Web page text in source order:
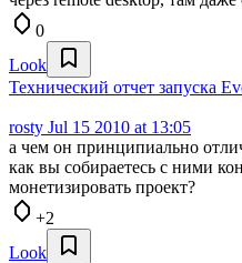
0
Look
Технический отчет запуска
rosty Jul 15 2010 at 13:05
а чем он принципиально
как вы собираетесь с ними
монетизировать проект?
+2
Look